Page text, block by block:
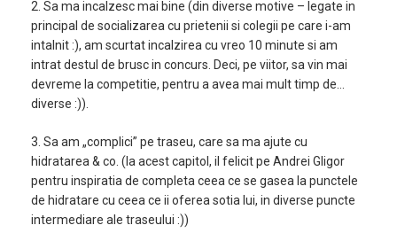
2. Sa ma incalzesc mai bine (din diverse motive – legate in
principal de socializarea cu prietenii si colegii pe care i-am
intalnit :), am scurtat incalzirea cu vreo 10 minute si am
intrat destul de brusc in concurs. Deci, pe viitor, sa vin mai
devreme la competitie, pentru a avea mai mult timp de…
diverse :)).
3. Sa am „complici” pe traseu, care sa ma ajute cu
hidratarea & co. (la acest capitol, il felicit pe Andrei Gligor
pentru inspiratia de completa ceea ce se gasea la punctele
de hidratare cu ceea ce ii oferea sotia lui, in diverse puncte
intermediare ale traseului :))